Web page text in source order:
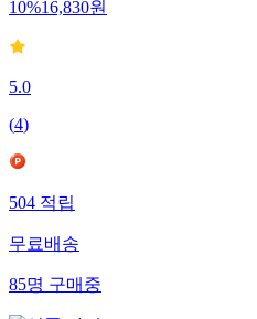
10%16,830원
5.0
(4)
504 적립
무료배송
85명 구매중